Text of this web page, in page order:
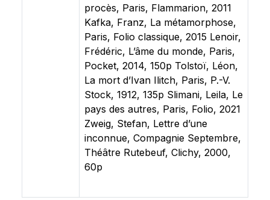
procès, Paris, Flammarion, 2011
Kafka, Franz, La métamorphose,
Paris, Folio classique, 2015 Lenoir,
Frédéric, L’âme du monde, Paris,
Pocket, 2014, 150p Tolstoï, Léon,
La mort d’Ivan Ilitch, Paris, P.-V.
Stock, 1912, 135p Slimani, Leila, Le
pays des autres, Paris, Folio, 2021
Zweig, Stefan, Lettre d’une
inconnue, Compagnie Septembre,
Théâtre Rutebeuf, Clichy, 2000,
60p